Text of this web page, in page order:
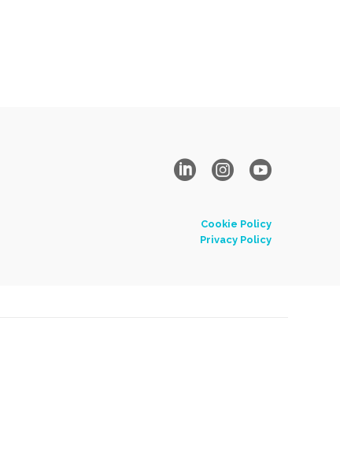
Cookie Policy
Privacy Policy